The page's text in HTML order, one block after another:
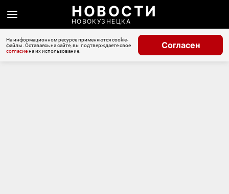
НОВОСТИ
НОВОКУЗНЕЦКА
На информационном ресурсе применяются cookie-
файлы. Оставаясь на сайте, вы подтверждаете свое
согласиена их использование.
Согласен